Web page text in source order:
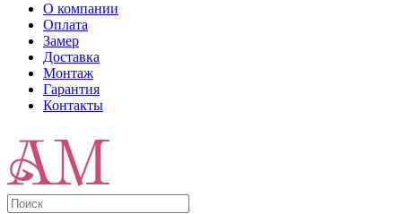
О компании
Оплата
Замер
Доставка
Монтаж
Гарантия
Контакты